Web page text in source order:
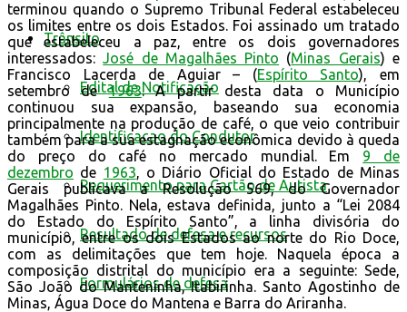
Trânsito
Edital de Notificação
Identificacao do Condutor
Requerimento para Cartão de Autista
Resultado de defesa e recursos
Formulários de defesa
terminou quando o Supremo Tribunal Federal estabeleceu
os limites entre os dois Estados. Foi assinado um tratado
que estabeleceu a paz, entre os dois governadores
interessados:José de Magalhães Pinto (Minas Gerais) e
Francisco Lacerda de Aguiar – (Espírito Santo), em
setembro de1963. A partir desta data o Município
continuou sua expansão, baseando sua economia
principalmente na produção de café, o que veio contribuir
também para a sua estagnação econômica devido à queda
do preço do café no mercado mundial. Em 9 de
dezembro de 1963, o Diário Oficial do Estado de Minas
Gerais publicava a Resolução 569, do Governador
Magalhães Pinto. Nela, estava definida, junto a “Lei 2084
do Estado do Espírito Santo”, a linha divisória do
município, entre os dois Estados ao norte do Rio Doce,
com as delimitações que tem hoje. Naquela época a
composição distrital do município era a seguinte: Sede,
São João do Manteninha, Itabirinha. Santo Agostinho de
Minas, Água Doce do Mantena e Barra do Ariranha.